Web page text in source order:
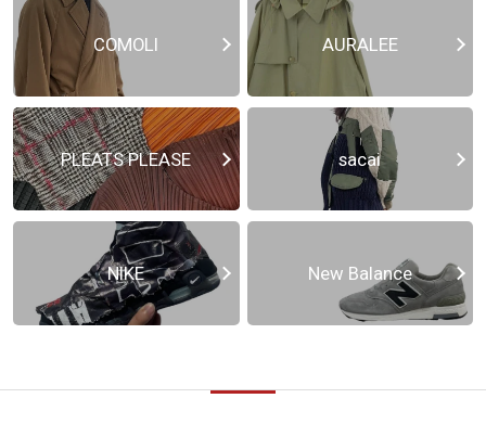
COMOLI AURALEE
PLEATS PLEASE sacai
NIKE New Balance